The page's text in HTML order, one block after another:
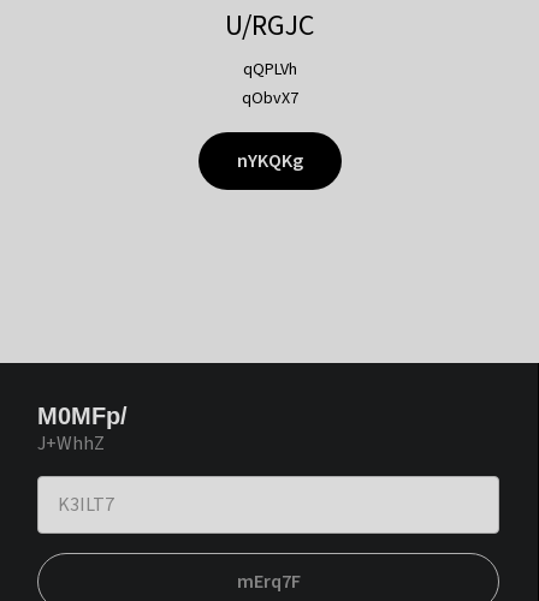
U/RGJC
qQPLVh
qObvX7
nYKQKg
M0MFp/
J+WhhZ
mErq7F